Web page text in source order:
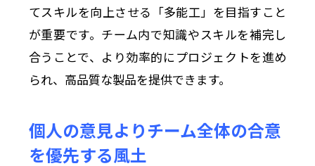
てスキルを向上させる「多能工」を目指すこと
が重要です。チーム内で知識やスキルを補完し
合うことで、より効率的にプロジェクトを進め
られ、高品質な製品を提供できます。
個人の意見よりチーム全体の合意
を優先する風土